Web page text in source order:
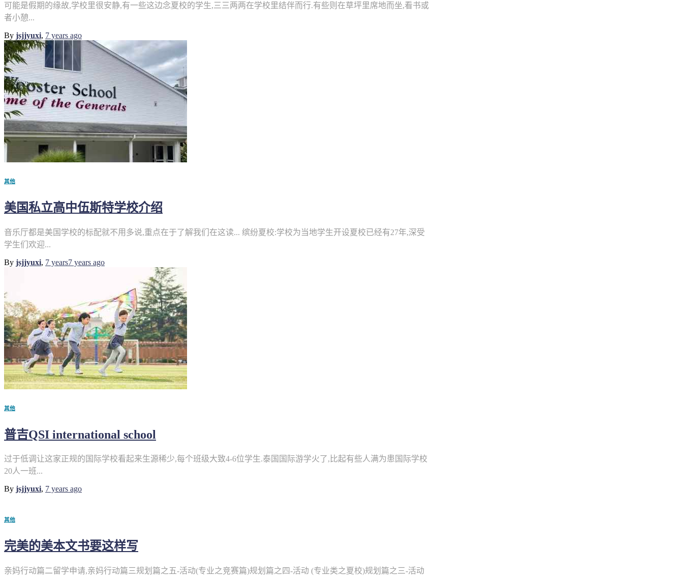
可能是假期的缘故,学校里很安静,有一些这边念夏校的学生,三三两两在学校里结伴而行.有些则在草坪里席地而坐,看书或
者小憩...
By jsjjyuxi, 7 years ago
其他
美国私立高中伍斯特学校介绍
音乐厅都是美国学校的标配就不用多说,重点在于了解我们在这读... 缤纷夏校:学校为当地学生开设夏校已经有27年,深受
学生们欢迎...
By jsjjyuxi, 7 years7 years ago
其他
普吉QSI international school
过于低调让这家正规的国际学校看起来生源稀少,每个班级大致4-6位学生.泰国国际游学火了,比起有些人满为患国际学校
20人一班...
By jsjjyuxi, 7 years ago
其他
完美的美本文书要这样写
亲妈行动篇二留学申请,亲妈行动篇三规划篇之五-活动(专业之竞赛篇)规划篇之四-活动 (专业类之夏校)规划篇之三-活动